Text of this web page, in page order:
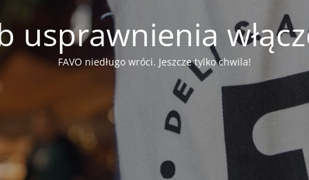
usprawnienia
FAVO niedługo wróci. Jeszcze tylko chwila!